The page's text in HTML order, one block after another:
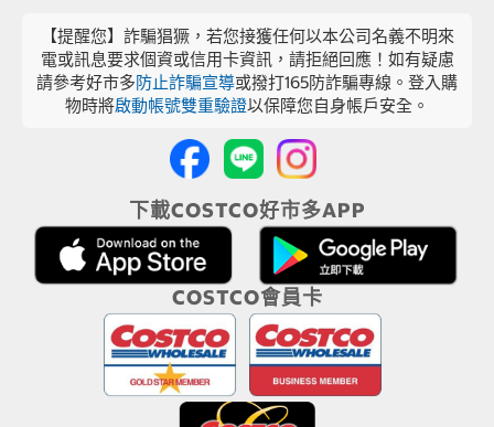
【提醒您】詐騙猖獗，若您接獲任何以本公司名義不明來
電或訊息要求個資或信用卡資訊，請拒絕回應！如有疑慮
請參考好市多防止詐騙宣導或撥打165防詐騙專線。登入購
物時將啟動帳號雙重驗證以保障您自身帳戶安全。
下載COSTCO好市多APP
COSTCO會員卡